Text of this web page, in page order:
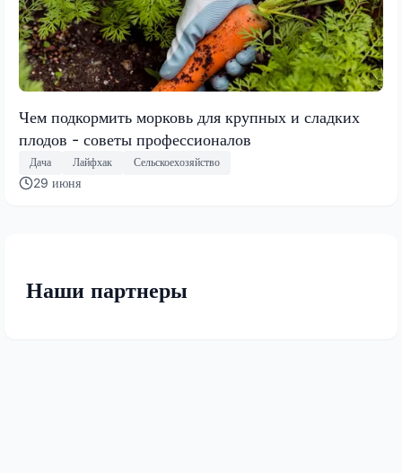
Чем подкормить морковь для крупных и сладких
плодов - советы профессионалов
Дача Лайфхак Сельскоехозяйство
29 июня
Наши партнеры